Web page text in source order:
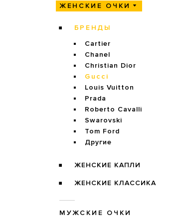
ЖЕНСКИЕ ОЧКИ
БРЕНДЫ
Cartier
Chanel
Christian Dior
Gucci
Louis Vuitton
Prada
Roberto Cavalli
Swarovski
Tom Ford
Другие
ЖЕНСКИЕ КАПЛИ
ЖЕНСКИЕ КЛАССИКА
МУЖСКИЕ ОЧКИ